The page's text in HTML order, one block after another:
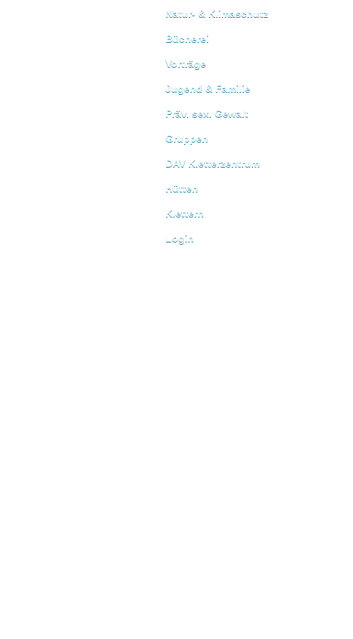
Natur- & Klimaschutz
Bücherei
Vorträge
Jugend & Familie
Präv. sex. Gewalt
Gruppen
DAV Kletterzentrum
Hütten
Klettern
Login